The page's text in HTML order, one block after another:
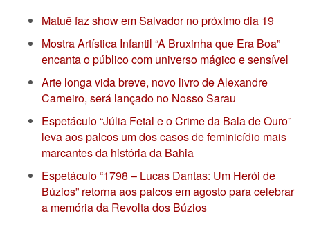
Matuê faz show em Salvador no próximo dia 19
Mostra Artística Infantil “A Bruxinha que Era Boa”
encanta o público com universo mágico e sensível
Arte longa vida breve, novo livro de Alexandre
Carneiro, será lançado no Nosso Sarau
Espetáculo “Júlia Fetal e o Crime da Bala de Ouro”
leva aos palcos um dos casos de feminicídio mais
marcantes da história da Bahia
Espetáculo “1798 – Lucas Dantas: Um Herói de
Búzios” retorna aos palcos em agosto para celebrar
a memória da Revolta dos Búzios